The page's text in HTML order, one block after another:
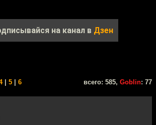
на канал в Дзен
| 5 6 всего: 585, Goblin: 77